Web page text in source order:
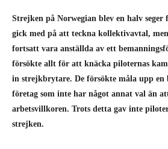
Strejken på Norwegian blev en halv
gick med på att teckna kollektivavtal,
fortsatt vara anställda av ett
försökte allt för att knäcka piloternas
in strejkbrytare. De försökte måla upp
företag som inte har något annat val än
arbetsvillkoren. Trots detta gav inte
strejken.